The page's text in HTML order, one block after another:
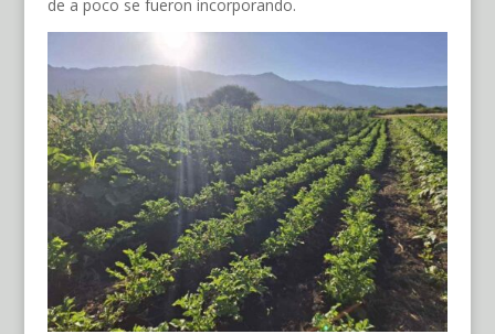
de a poco se fueron incorporando.